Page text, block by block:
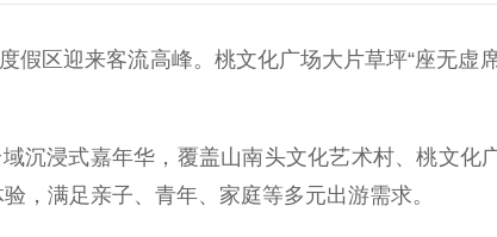
区迎来客流高峰。桃文化广场大片草坪“座无虚
浸式嘉年华，覆盖山南头文化艺术村、桃文化
，满足亲子、青年、家庭等多元出游需求。